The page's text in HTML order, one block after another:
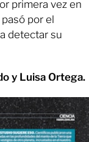
primera vez en
por el
detectar su
y Luisa Ortega.